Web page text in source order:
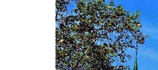
Главный собор
Барселоны и
резиденция
местного
архиепископа